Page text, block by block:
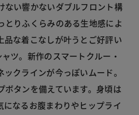
ない響かないダブルフロント構
とりふくらみのある生地感によ
品な着こなしが叶うとご好評い
ツ。新作のスマートクルー・
クラインが今っぽいムード。
タンを備えています。身頃は
なるお腹まわりやヒップライ